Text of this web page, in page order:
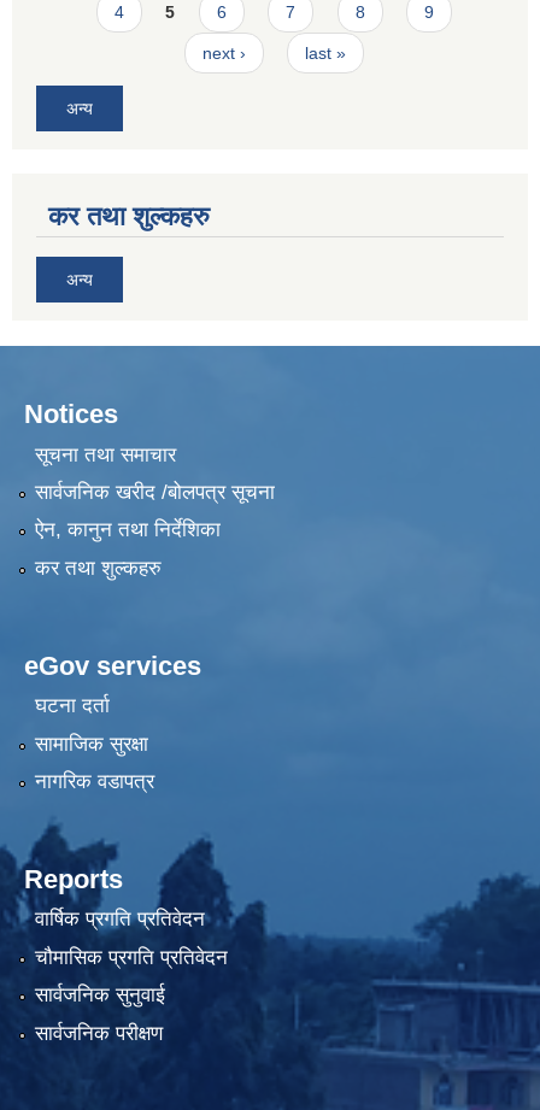
4 5 6 7 8 9
next › last »
अन्य
कर तथा शुल्कहरु
अन्य
Notices
सूचना तथा समाचार
सार्वजनिक खरीद /बोलपत्र सूचना
ऐन, कानुन तथा निर्देशिका
कर तथा शुल्कहरु
eGov services
घटना दर्ता
सामाजिक सुरक्षा
नागरिक वडापत्र
Reports
वार्षिक प्रगति प्रतिवेदन
चौमासिक प्रगति प्रतिवेदन
सार्वजनिक सुनुवाई
सार्वजनिक परीक्षण